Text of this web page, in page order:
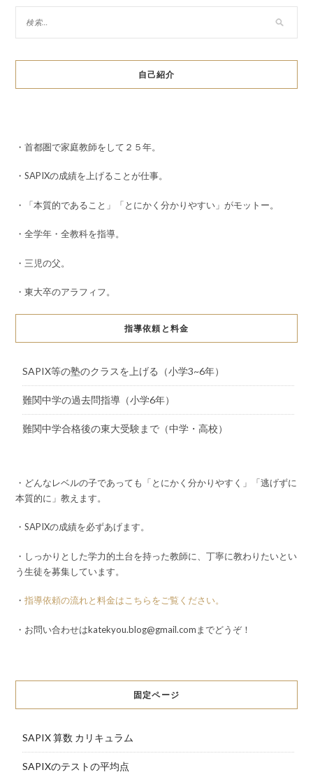
ー
シ
ョ
自己紹介
・首都圏で家庭教師をして２５年。
・SAPIXの成績を上げることが仕事。
・「本質的であること」「とにかく分かりやすい」がモットー。
・全学年・全教科を指導。
・三児の父。
・東大卒のアラフィフ。
指導依頼と料金
SAPIX等の塾のクラスを上げる（小学3~6年）
難関中学の過去問指導（小学6年）
難関中学合格後の東大受験まで（中学・高校）
・どんなレベルの子であっても「とにかく分かりやすく」「逃げずに
本質的に」教えます。
・SAPIXの成績を必ずあげます。
・しっかりとした学力的土台を持った教師に、丁寧に教わりたいとい
う生徒を募集しています。
・ 指導依頼の流れと料金はこちらをご覧ください。
・お問い合わせはkatekyou.blog@gmail.comまでどうぞ！
固定ページ
SAPIX 算数 カリキュラム
SAPIXのテストの平均点